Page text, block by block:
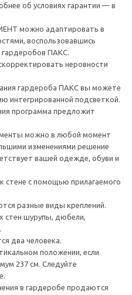
об условиях гарантии — в
можно адаптировать в
воспользовавшись
ПАКС.
неровности
гардероба ПАКС вы можете
интегрированной подсветкой.
программа предложит
можно в любой момент
изменениями решение
вашей одежде, обуви и
стене с помощью прилагаемого
разные виды креплений.
шурупы, дюбели,
два человека.
положении, если
237 см. Следуйте
в гардеробе продаются